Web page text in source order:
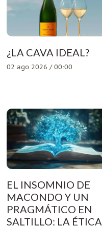
¿LA CAVA IDEAL?
02 ago 2026 / 00:00
EL INSOMNIO DE
MACONDO Y UN
PRAGMÁTICO EN
SALTILLO: LA ÉTICA